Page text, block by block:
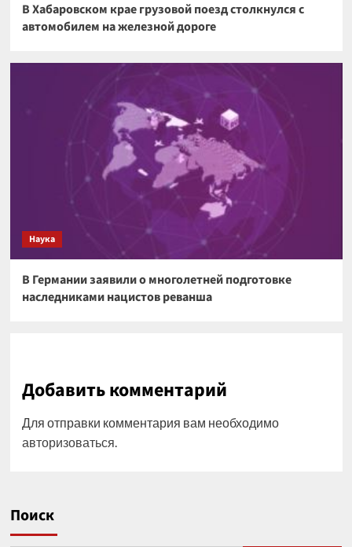
В Хабаровском крае грузовой поезд столкнулся с
автомобилем на железной дороге
Наука
В Германии заявили о многолетней подготовке
наследниками нацистов реванша
Добавить комментарий
Для отправки комментария вам необходимо
авторизоваться.
Поиск